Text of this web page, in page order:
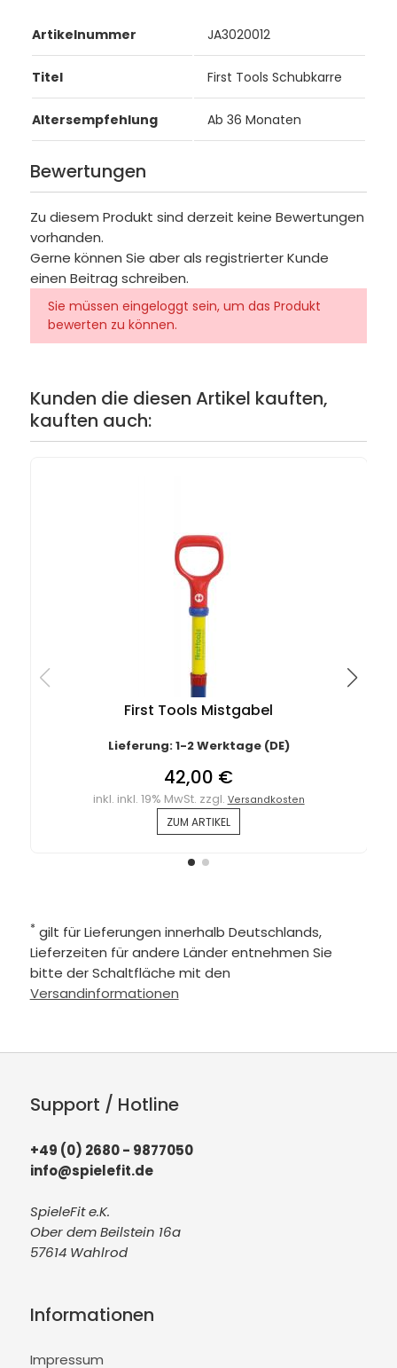
Artikelnummer JA3020012
Titel First Tools Schubkarre
Altersempfehlung Ab 36 Monaten
Bewertungen
Zu diesem Produkt sind derzeit keine Bewertungen
vorhanden.
Gerne können Sie aber als registrierter Kunde
einen Beitrag schreiben.
Sie müssen eingeloggt sein, um das Produkt
bewerten zu können.
Kunden die diesen Artikel kauften,
kauften auch:
First Tools Mistgabel
Lieferung: 1-2 Werktage (DE)
42,00 €
inkl. inkl. 19% MwSt. zzgl. Versandkosten
ZUM ARTIKEL
* gilt für Lieferungen innerhalb Deutschlands,
Lieferzeiten für andere Länder entnehmen Sie
bitte der Schaltfläche mit den
Versandinformationen
Support / Hotline
+49 (0) 2680 - 9877050
info@spielefit.de
SpieleFit e.K.
Ober dem Beilstein 16a
57614 Wahlrod
Informationen
Impressum